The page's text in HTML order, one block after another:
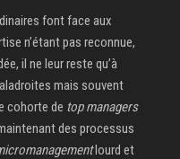
font face aux
n’étant pas reconnue,
il ne leur reste qu’à
mais souvent
cohorte de top managers
des processus
lourd et